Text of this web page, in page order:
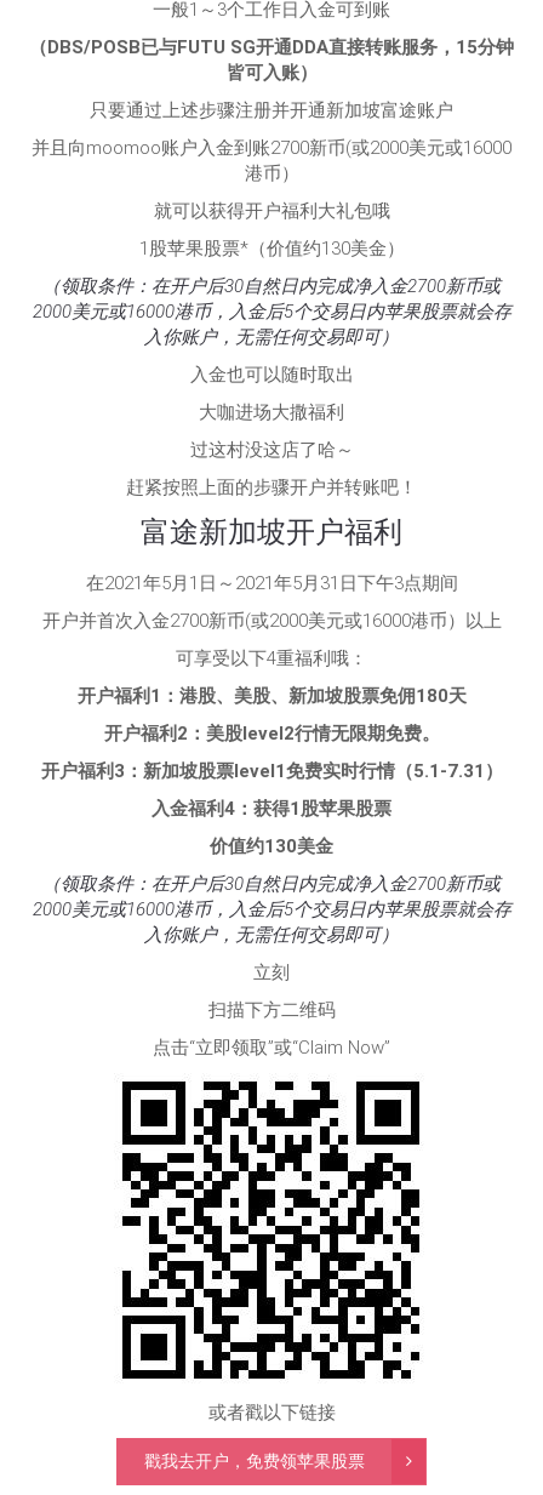
一般1～3个工作日入金可到账
（DBS/POSB已与FUTU SG开通DDA直接转账服务，15分钟
皆可入账）
只要通过上述步骤注册并开通新加坡富途账户
并且向moomoo账户入金到账2700新币(或2000美元或16000
港币）
就可以获得开户福利大礼包哦
1股苹果股票*（价值约130美金）
（领取条件：在开户后30自然日内完成净入金2700新币或
2000美元或16000港币，入金后5个交易日内苹果股票就会存
入你账户，无需任何交易即可）
入金也可以随时取出
大咖进场大撒福利
过这村没这店了哈～
赶紧按照上面的步骤开户并转账吧！
富途新加坡开户福利
在2021年5月1日～2021年5月31日下午3点期间
开户并首次入金2700新币(或2000美元或16000港币）以上
可享受以下4重福利哦：
开户福利1：港股、美股、新加坡股票免佣180天
开户福利2：美股level2行情无限期免费。
开户福利3：新加坡股票level1免费实时行情（5.1-7.31）
入金福利4：获得1股苹果股票
价值约130美金
（领取条件：在开户后30自然日内完成净入金2700新币或
2000美元或16000港币，入金后5个交易日内苹果股票就会存
入你账户，无需任何交易即可）
立刻
扫描下方二维码
点击“立即领取”或“Claim Now”
或者戳以下链接
戳我去开户，免费领苹果股票